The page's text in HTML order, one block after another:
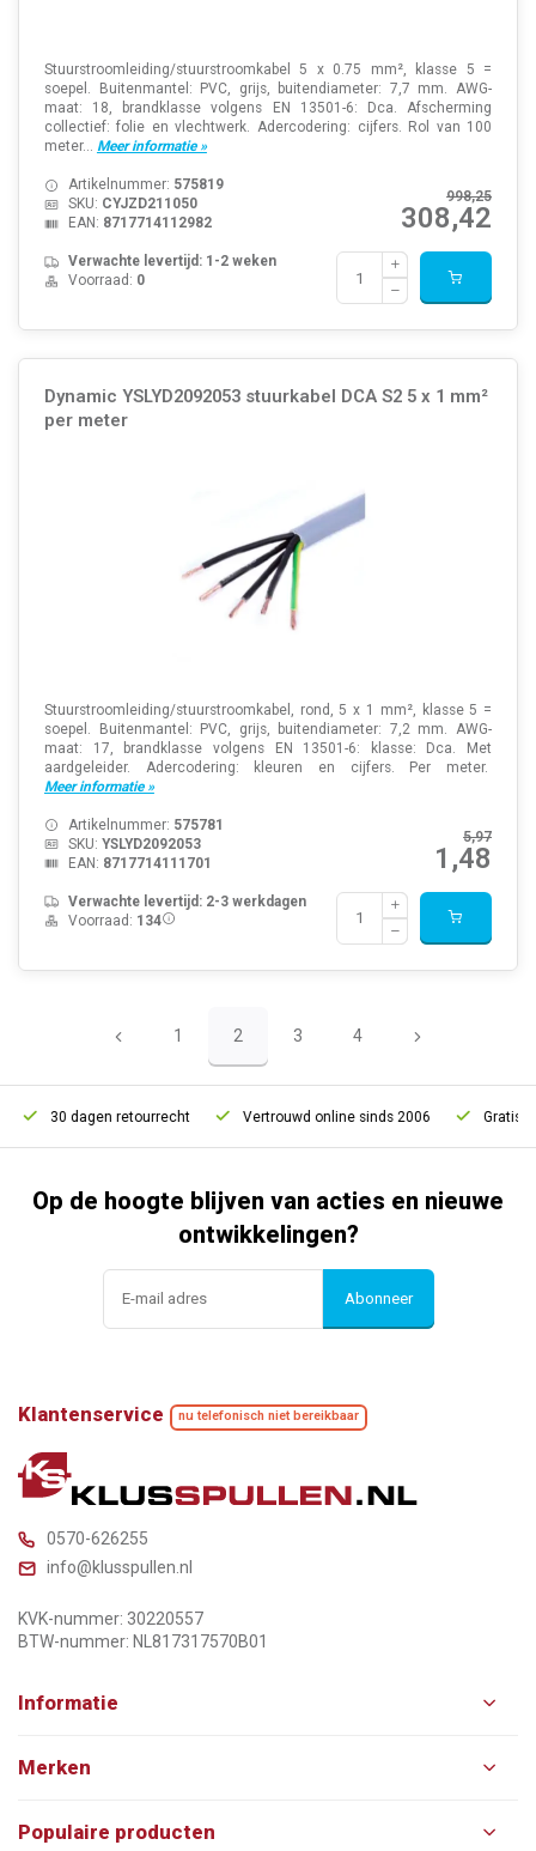
Stuurstroomleiding/stuurstroomkabel 5 x 0.75 mm², klasse 5 =
soepel. Buitenmantel: PVC, grijs, buitendiameter: 7,7 mm. AWG-
maat: 18, brandklasse volgens EN 13501-6: Dca. Afscherming
collectief: folie en vlechtwerk. Adercodering: cijfers. Rol van 100
meter... Meer informatie »
998,25
308,42
Artikelnummer: 575819
SKU: CYJZD211050
EAN: 8717714112982
Verwachte levertijd: 1-2 weken
Voorraad: 0
Dynamic YSLYD2092053 stuurkabel DCA S2 5 x 1 mm²
per meter
Stuurstroomleiding/stuurstroomkabel, rond, 5 x 1 mm², klasse 5 =
soepel. Buitenmantel: PVC, grijs, buitendiameter: 7,2 mm. AWG-
maat: 17, brandklasse volgens EN 13501-6: klasse: Dca. Met
aardgeleider. Adercodering: kleuren en cijfers. Per meter.
Meer informatie »
5,97
1,48
Artikelnummer: 575781
SKU: YSLYD2092053
EAN: 8717714111701
Verwachte levertijd: 2-3 werkdagen
Voorraad: 134
1 2 3 4
retourrecht Vertrouwd online sinds 2006 Gratis verzending
Op de hoogte blijven van acties en nieuwe
ontwikkelingen?
Abonneer
Klantenservice nu telefonisch niet bereikbaar
0570-626255
info@klusspullen.nl
KVK-nummer: 30220557
BTW-nummer: NL817317570B01
Informatie
Merken
Populaire producten